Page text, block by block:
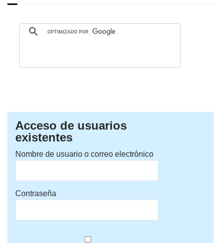
Acceso de usuarios
existentes
Nombre de usuario o correo electrónico
Contraseña